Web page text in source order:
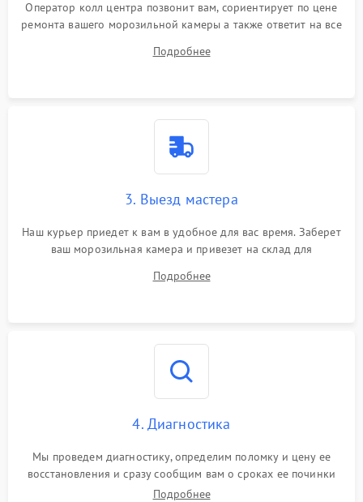
Оператор колл центра позвонит вам, сориентирует по цене
ремонта вашего морозильной камеры а также ответит на все
Подробнее
3. Выезд мастера
Наш курьер приедет к вам в удобное для вас время. Заберет
ваш морозильная камера и привезет на склад для
Подробнее
4. Диагностика
Мы проведем диагностику, определим поломку и цену ее
восстановления и сразу сообщим вам о сроках ее починки
Подробнее